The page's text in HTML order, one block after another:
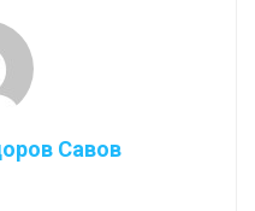
Савов